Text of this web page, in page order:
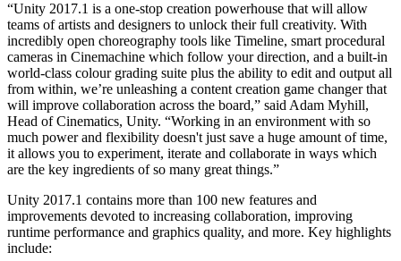
Mobile Spiele
Mobile Hits mit Unity erstellen und wachsen lassen
Indie-Spiele
Große Spiele mit kleinen Teams veröffentlichen
XR-Spiele
XR-Spiele plattformübergreifend starten
Multiplayer-Spiele
Neuigkeiten
Nachrichten, Geschichten und Pressezentrum
“Unity 2017.1 is a one-stop creation powerhouse that will allow
teams of artists and designers to unlock their full creativity. With
incredibly open choreography tools like Timeline, smart procedural
cameras in Cinemachine which follow your direction, and a built-in
world-class colour grading suite plus the ability to edit and output all
from within, we’re unleashing a content creation game changer that
will improve collaboration across the board,” said Adam Myhill,
Head of Cinematics, Unity. “Working in an environment with so
much power and flexibility doesn't just save a huge amount of time,
it allows you to experiment, iterate and collaborate in ways which
are the key ingredients of so many great things.”
Unity 2017.1 contains more than 100 new features and
improvements devoted to increasing collaboration, improving
runtime performance and graphics quality, and more. Key highlights
include: